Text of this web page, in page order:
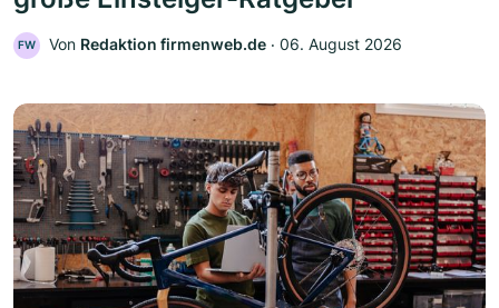
FW Von Redaktion firmenweb.de ‧ 06. August 2026